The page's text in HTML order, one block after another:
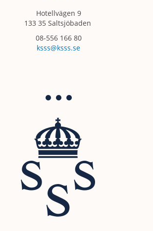
Hotellvägen 9
133 35 Saltsjöbaden
08-556 166 80
ksss@ksss.se